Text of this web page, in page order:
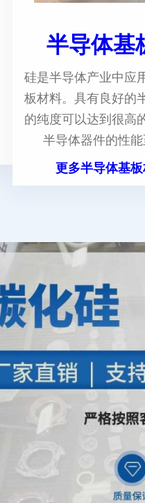
半导体基
硅是半导体产业中应
板材料。具有良好的
的纯度可以达到很高
半导体器件的性能
更多半导体基